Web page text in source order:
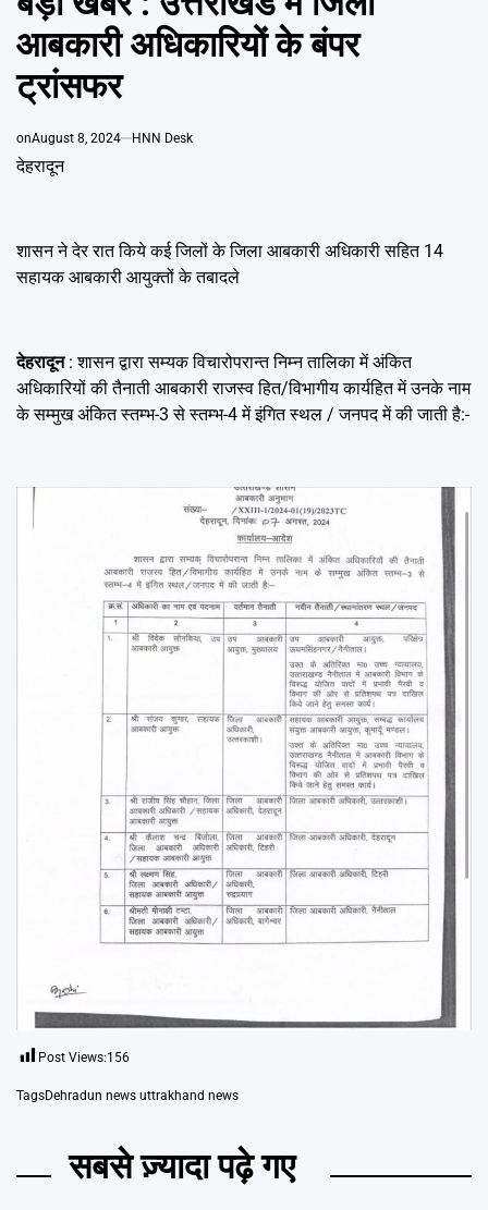
आबकारी अधिकारियों के बंपर
ट्रांसफर
onAugust 8, 2024 HNN Desk
देहरादून
शासन ने देर रात किये कई जिलों के जिला आबकारी अधिकारी सहित 14
सहायक आबकारी आयुक्तों के तबादले
देहरादून: शासन द्वारा सम्यक विचारोपरान्त निम्न तालिका में अंकित
अधिकारियों की तैनाती आबकारी राजस्व हित/विभागीय कार्यहित में उनके नाम
के सम्मुख अंकित स्तम्भ-3 से स्तम्भ-4 में इंगित स्थल / जनपद में की जाती है:-
Post Views:156
TagsDehradun news uttrakhand news
सबसे ज़्यादा पढ़े गए